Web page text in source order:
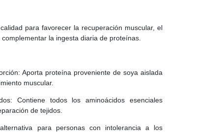
para favorecer la recuperación muscular, el
la ingesta diaria de proteínas.
Aporta proteína proveniente de soya aislada
muscular.
Contiene todos los aminoácidos esenciales
de tejidos.
para personas con intolerancia a los